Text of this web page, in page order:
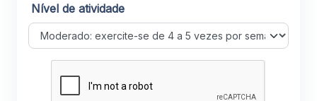
Nível de atividade